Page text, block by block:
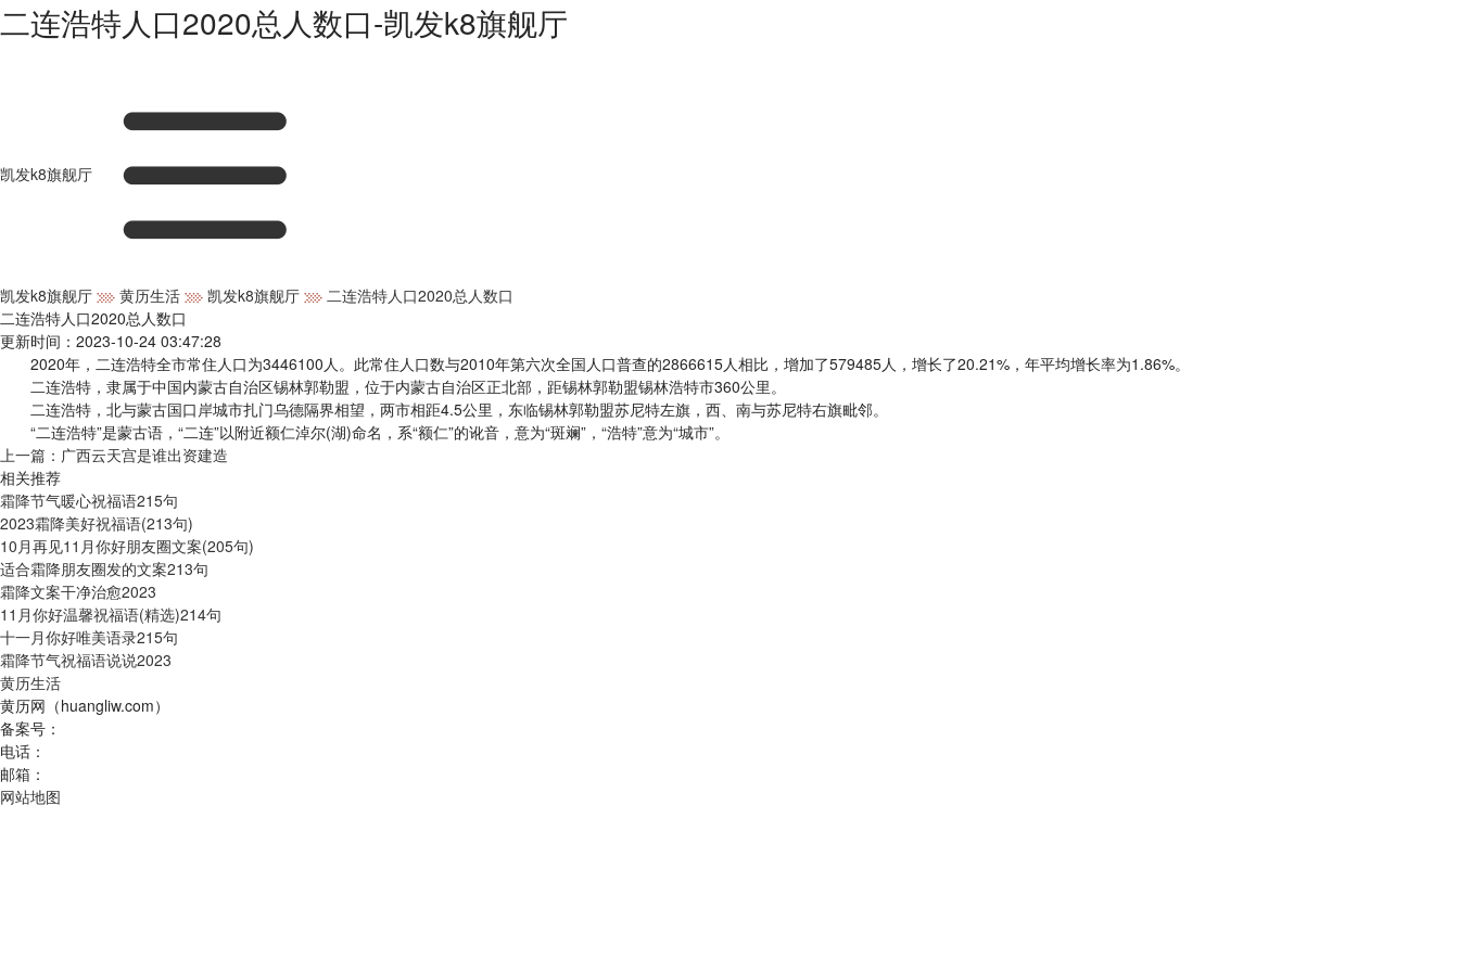
二连浩特人口2020总人数口-凯发k8旗舰厅
凯发k8旗舰厅
凯发k8旗舰厅 黄历生活 凯发k8旗舰厅
二连浩特人口2020总人数口
二连浩特人口2020总人数口
更新时间：2023-10-24 03:47:28
2020年，二连浩特全市常住人口为3446100人。此常住人口数与2010年第六次全国人口普查的2866615人相比，增加了579485人，增长了20.21%，年平均增长率为1.86%。
二连浩特，隶属于中国内蒙古自治区锡林郭勒盟，位于内蒙古自治区正北部，距锡林郭勒盟锡林浩特市360公里。
二连浩特，北与蒙古国口岸城市扎门乌德隔界相望，两市相距4.5公里，东临锡林郭勒盟苏尼特左旗，西、南与苏尼特右旗毗邻。
“二连浩特”是蒙古语，“二连”以附近额仁淖尔(湖)命名，系“额仁”的讹音，意为“斑斓”，“浩特”意为“城市”。
上一篇： 广西云天宫是谁出资建造
相关推荐
霜降节气暖心祝福语215句
2023霜降美好祝福语(213句)
10月再见11月你好朋友圈文案(205句)
适合霜降朋友圈发的文案213句
霜降文案干净治愈2023
11月你好温馨祝福语(精选)214句
十一月你好唯美语录215句
霜降节气祝福语说说2023
黄历生活
黄历网（huangliw.com）
备案号：
电话：
邮箱：
网站地图